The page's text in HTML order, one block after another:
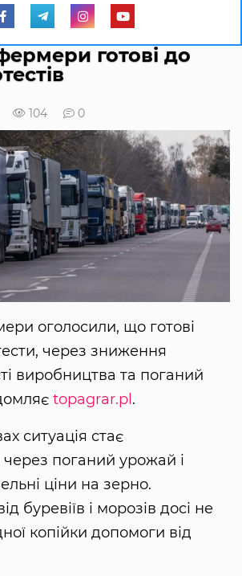
готові до
104 0
оголосили, що готові
через зниження
виробництва та поганий
topagrar.pl .
ситуація стає
поганий урожай і
ціни на зерно.
буревіїв і морозів досі не
копійки допомоги від